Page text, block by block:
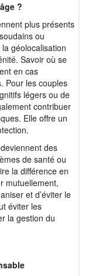
?
plus présents
ou
géolocalisation
Savoir où se
en cas
Pour les couples
légers ou de
contribuer
Elle offre un
des
de santé ou
la différence en
mutuellement,
et d’éviter le
éviter les
la gestion du